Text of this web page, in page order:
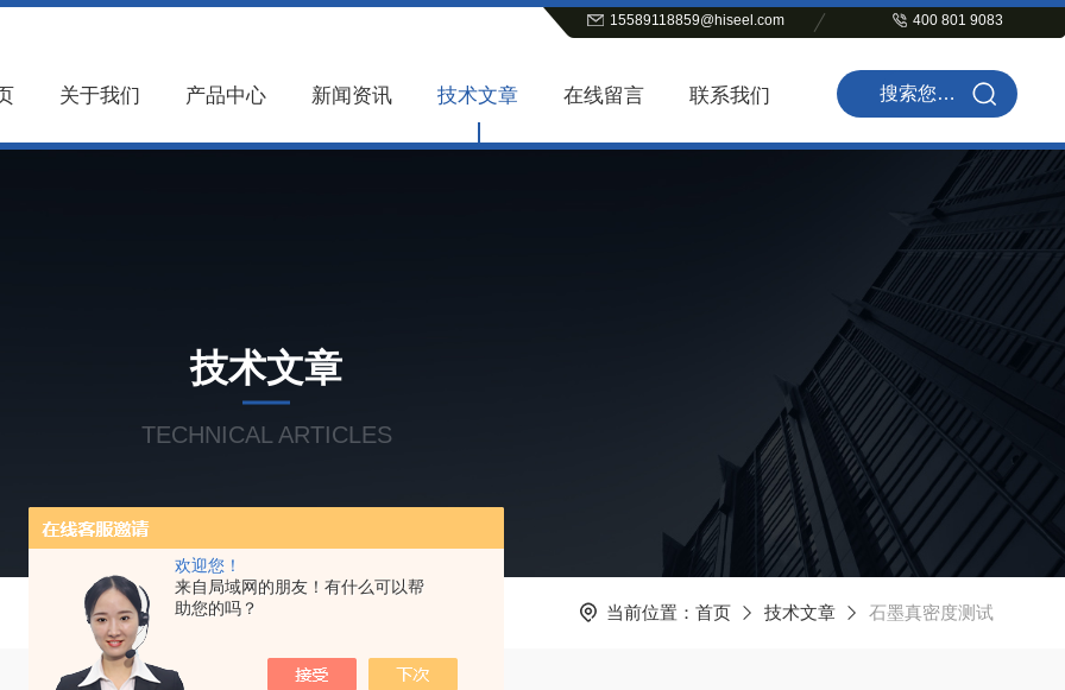
欢迎您！
来自局域网的朋友！有什么可以帮
助您的吗？
15589118859@hiseel.com 400 801 9083
关于我们 产品中心 新闻资讯 技术文章 在线留言 联系我们
技术文章
TECHNICAL ARTICLES
当前位置： 首页 技术文章 石墨真密度测试